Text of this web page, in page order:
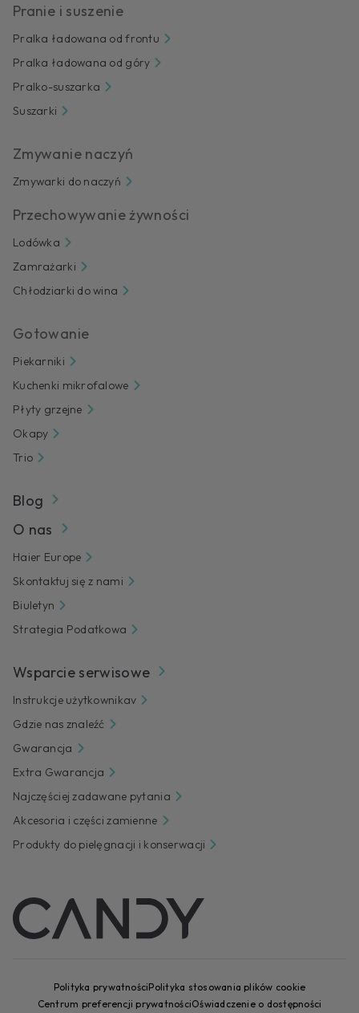
Pranie i suszenie
Pralka ładowana od frontu
Pralka ładowana od góry
Pralko-suszarka
Suszarki
Zmywanie naczyń
Zmywarki do naczyń
Przechowywanie żywności
Lodówka
Zamrażarki
Chłodziarki do wina
Gotowanie
Piekarniki
Kuchenki mikrofalowe
Płyty grzejne
Okapy
Trio
Blog
O nas
Haier Europe
Skontaktuj się z nami
Biuletyn
Strategia Podatkowa
Wsparcie serwisowe
Instrukcje użytkownikav
Gdzie nas znaleźć
Gwarancja
Extra Gwarancja
Najczęściej zadawane pytania
Akcesoria i części zamienne
Produkty do pielęgnacji i konserwacji
Polityka prywatnościPolityka stosowania plików cookie
Centrum preferencji prywatnościOświadczenie o dostępności